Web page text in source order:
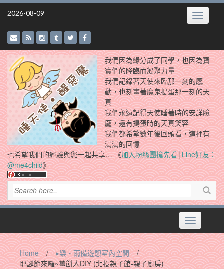
Skip
2026-08-09 Toggle
我們因為緣分成了同學，也因為寶
寶們的降臨而凝聚力量
我們記錄著天使來臨那一刻的感
動，也刻畫著魔鬼搗蛋那一刻的天
真
我們永遠記得天使睡著時的安詳臉
龐，還有搗蛋時的天真笑容
我們都希望數年後回頭看，這裡有
滿滿的回憶
也希望我們的經驗與您一起共享… 《加入粉絲團搶先看│Line好友：
@me4child》
Toggle
navigation
Home / ▸樂‧雨備遊憩室內空間
/
耶誕節來囉~薑餅人DIY (北投親子館-親子廚房)